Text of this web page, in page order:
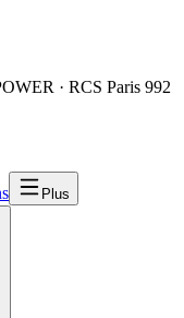
· RCS Paris 992
Plus